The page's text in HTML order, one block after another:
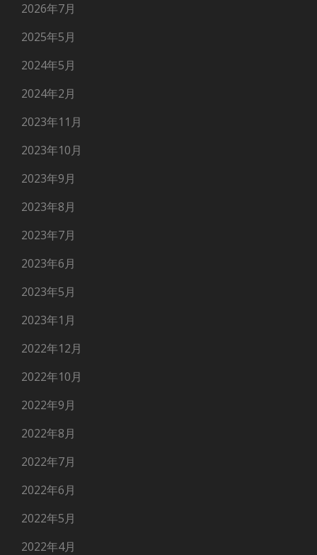
2026年7月
2025年5月
2024年5月
2024年2月
2023年11月
2023年10月
2023年9月
2023年8月
2023年7月
2023年6月
2023年5月
2023年1月
2022年12月
2022年10月
2022年9月
2022年8月
2022年7月
2022年6月
2022年5月
2022年4月